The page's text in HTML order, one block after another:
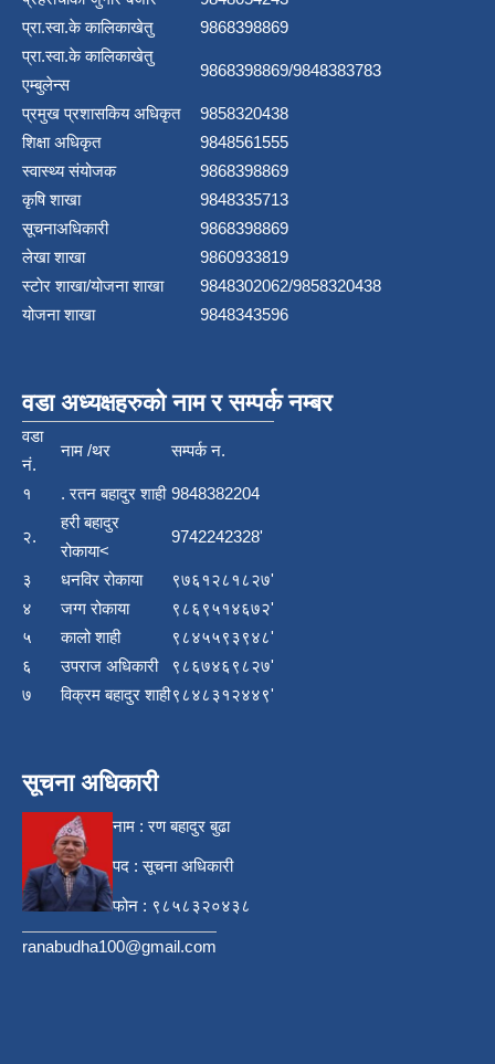
प्रा.स्वा.के कालिकाखेतु
9868398869
प्रा.स्वा.के कालिकाखेतु
एम्बुलेन्स
9868398869/9848383783
प्रमुख प्रशासकिय अधिकृत
9858320438
शिक्षा अधिकृत
9848561555
स्वास्थ्य संयोजक
9868398869
कृषि शाखा
9848335713
सूचनाअधिकारी
9868398869
लेखा शाखा
9860933819
स्टाेर शाखा/योजना शाखा
9848302062/9858320438
योजना शाखा
9848343596
वडा अध्यक्षहरुको नाम र सम्पर्क नम्बर
वडा
नं.
नाम /थर सम्पर्क न.
१ . रतन बहादुर शाही 9848382204
२.
हरी बहादुर
रोकाया<
9742242328'
३ धनविर रोकाया
९७६१२८१८२७'
४
जग्ग रोकाया
९८६९५१४६७२'
५
कालो शाही
९८४५५९३९४८'
६
उपराज अधिकारी
९८६७४६९८२७'
७
विक्रम बहादुर शाही९८४८३१२४४९'
सूचना अधिकारी
नाम : रण बहादुर बुढा
पद : सूचना अधिकारी
फोन : ९८५८३२०४३८
ranabudha100@gmail.com